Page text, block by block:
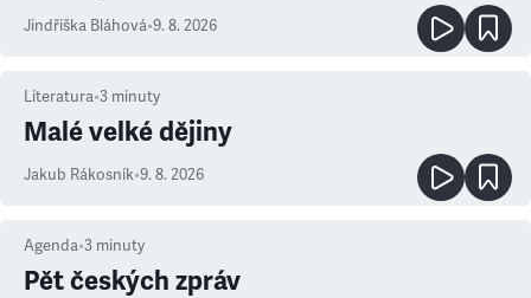
Jindřiška Bláhová•9. 8. 2026
Literatura•3 minuty
Malé velké dějiny
Jakub Rákosník•9. 8. 2026
Agenda•3 minuty
Pět českých zpráv